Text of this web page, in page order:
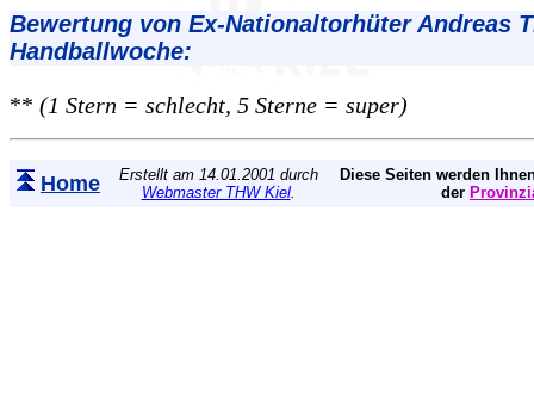
Bewertung von Ex-Nationaltorhüter Andreas
Handballwoche:
** (1 Stern = schlecht, 5 Sterne = super)
Home
Erstellt am 14.01.2001 durch
Webmaster THW Kiel.
Diese Seiten werden
der